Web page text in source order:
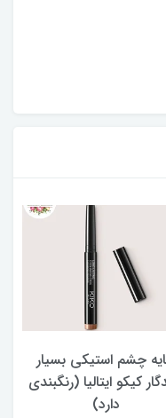
چشم استیکی بسیار
کیکو ایتالیا (رنگبندی
دارد)